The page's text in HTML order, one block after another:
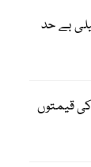
بے حد
قیمتوں